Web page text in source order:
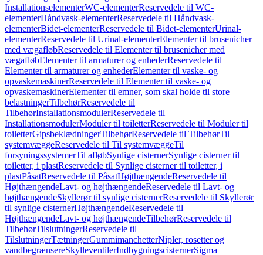
InstallationselementerWC-elementerReservedele til WC-
elementerHåndvask-elementerReservedele til Håndvask-
elementerBidet-elementerReservedele til Bidet-elementerUrinal-
elementerReservedele til Urinal-elementerElementer til brusenicher
med vægafløbReservedele til Elementer til brusenicher med
vægafløbElementer til armaturer og enhederReservedele til
Elementer til armaturer og enhederElementer til vaske- og
opvaskemaskinerReservedele til Elementer til vaske- og
opvaskemaskinerElementer til emner, som skal holde til store
belastningerTilbehørReservedele til
TilbehørInstallationsmodulerReservedele til
InstallationsmodulerModuler til toiletterReservedele til Moduler til
toiletterGipsbeklædningerTilbehørReservedele til TilbehørTil
systemvæggeReservedele til Til systemvæggeTil
forsyningssystemerTil afløbSynlige cisternerSynlige cisterner til
toiletter, i plastReservedele til Synlige cisterner til toiletter, i
plastPåsatReservedele til PåsatHøjthængendeReservedele til
HøjthængendeLavt- og højthængendeReservedele til Lavt- og
højthængendeSkyllerør til synlige cisternerReservedele til Skyllerør
til synlige cisternerHøjthængendeReservedele til
HøjthængendeLavt- og højthængendeTilbehørReservedele til
TilbehørTilslutningerReservedele til
TilslutningerTætningerGummimanchetterNipler, rosetter og
vandbegrænsereSkylleventilerIndbygningscisternerSigma